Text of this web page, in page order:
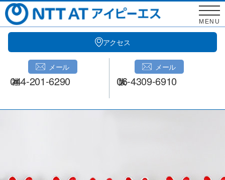
Skip
to
content
アクセス
メール
044-201-6290
メール
06-4309-6910
MENU